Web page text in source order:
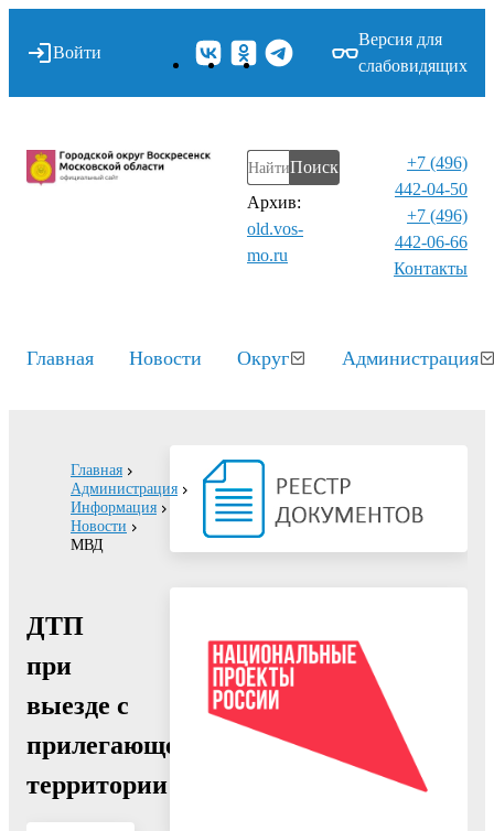
Войти
Версия для
слабовидящих
Поиск
Архив:
old.vos-
mo.ru
+7 (496)
442-04-50
+7 (496)
442-06-66
Контакты⁠
Главная Новости Округ Администрация
Главная
Администрация
Информация
Новости
МВД
ДТП
при
выезде с
прилегающей
территории